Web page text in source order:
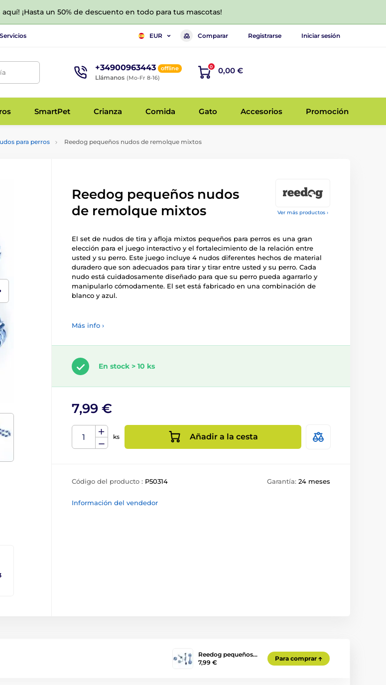
¡Hasta un 50% de descuento en todo para tus mascotas!
Servicios EUR Comparar Registrarse Iniciar sesión
+34900963443 offline
Llámanos (Mo-Fr 8-16)
0 0,00 €
SmartPet Crianza Comida Gato Accesorios Promoción
para perros Reedog pequeños nudos de remolque mixtos
Ver más productos ›
Reedog pequeños nudos
de remolque mixtos
El set de nudos de tira y afloja mixtos pequeños para perros es una gran
elección para el juego interactivo y el fortalecimiento de la relación entre
usted y su perro. Este juego incluye 4 nudos diferentes hechos de material
duradero que son adecuados para tirar y tirar entre usted y su perro. Cada
nudo está cuidadosamente diseñado para que su perro pueda agarrarlo y
manipularlo cómodamente. El set está fabricado en una combinación de
blanco y azul.
Más info ›
En stock > 10 ks
7,99 €
ks Añadir a la cesta
Código del producto : P50314 Garantía: 24 meses
Información del vendedor
Reedog pequeños…
7,99 €
Para comprar